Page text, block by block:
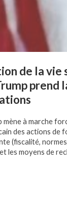
de la vie
prend
mène à marche
des actions de
(fiscalité,
les moyens de